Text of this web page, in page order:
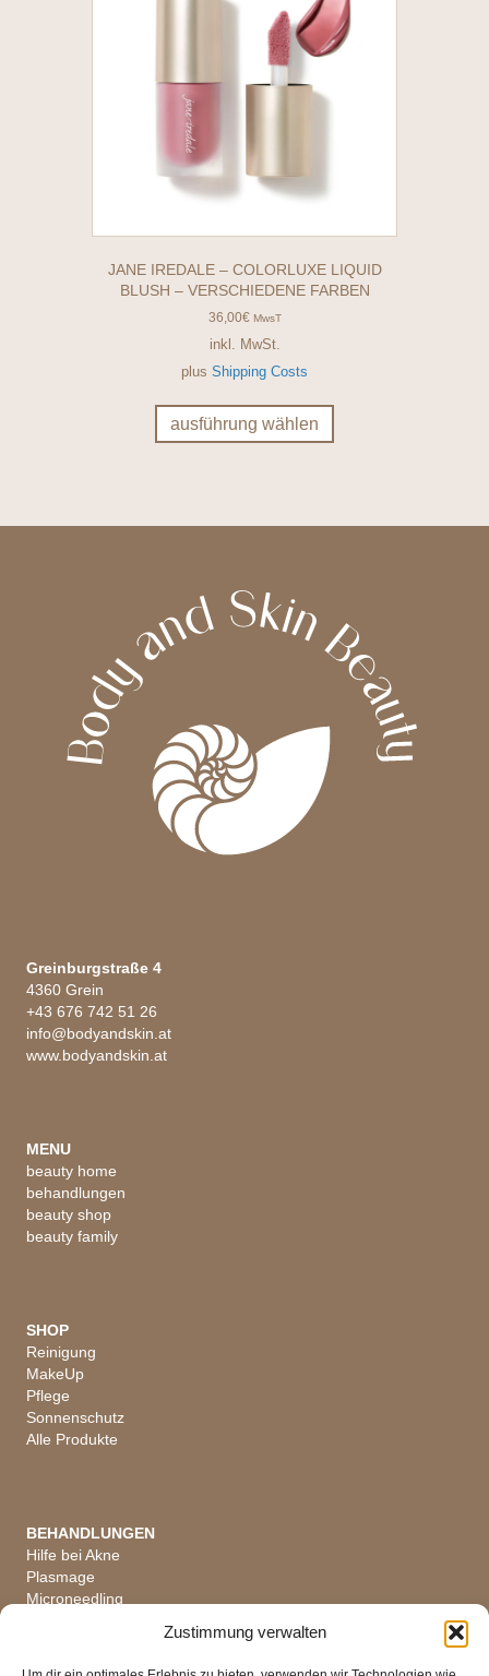
Zustimmung verwalten
JANE IREDALE – COLORLUXE LIQUID
BLUSH – VERSCHIEDENE FARBEN
36,00€ MwsT
inkl. MwSt.
plus Shipping Costs
ausführung wählen
weist
Die
Produktseite
gewählt
werden
Greinburgstraße 4
4360 Grein
+43 676 742 51 26
info@bodyandskin.at
www.bodyandskin.at
MENU
beauty home
behandlungen
beauty shop
beauty family
SHOP
Reinigung
MakeUp
Pflege
Sonnenschutz
Alle Produkte
BEHANDLUNGEN
Hilfe bei Akne
Plasmage
Microneedling